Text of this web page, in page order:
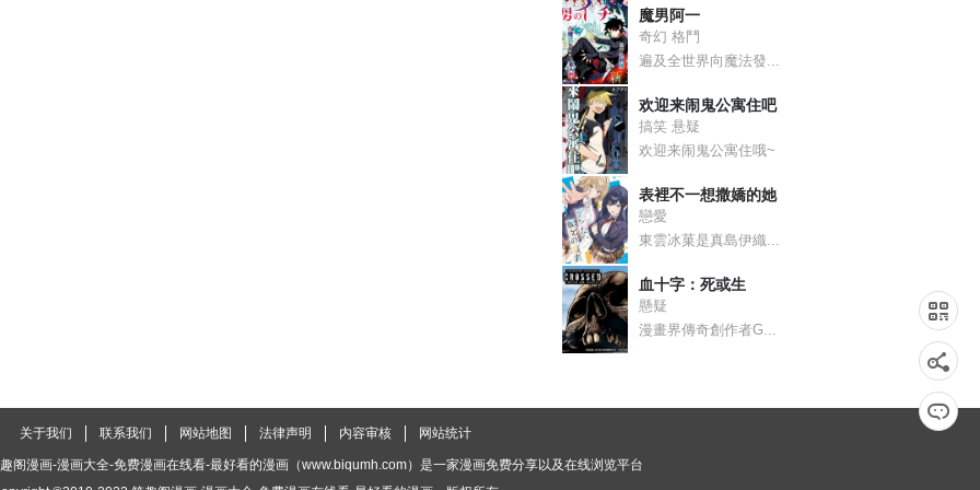
魔男阿一
奇幻 格鬥
遍及全世界向魔法發...
欢迎来闹鬼公寓住吧
搞笑 悬疑
欢迎来闹鬼公寓住哦~
表裡不一想撒嬌的她
戀愛
東雲冰菓是真島伊織...
血十字：死或生
懸疑
漫畫界傳奇創作者G...
关于我们 联系我们 网站地图 法律声明 内容审核 网站统计
阁漫画-漫画大全-免费漫画在线看-最好看的漫画（www.biqumh.com）是一家漫画免费分享以及在线浏览平台